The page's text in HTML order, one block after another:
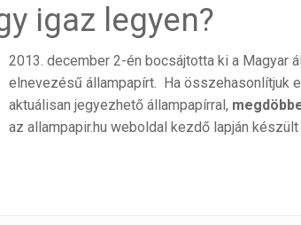
igaz legyen?
2013. december 2-én bocsájtotta ki a Magyar
elnevezésű állampapírt. Ha összehasonlítjuk
aktuálisan jegyezhető állampapírral,
az allampapir.hu weboldal kezdő lapján